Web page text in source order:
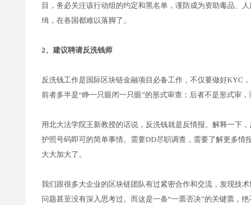
目，务必关注该行动组的约定和黑名单，谨防成为资助毒品、
缉，在各国都难以落脚了。
2、建议聘请反洗钱师
反洗钱工作是国际区块链金融项目必备工作，不仅要做好KYC
前者多半是“睁一只眼闭一只眼”的形式审查；后者不是形式审，
用北大法学院王新教授的话说，反洗钱就是反情报。解释一下
护照号码即可的简单事情。需要DD尽职调查，需要了解更多
大大加大了。
我们跟很多大企业的区块链团队有过紧密合作和交流，发现技
问题甚至没有深入思考过。而这是一条“一票否决”的关键票，绝